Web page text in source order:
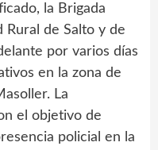
la Brigada
Rural de Salto y de
por varios días
en la zona de
La
el objetivo de
policial en la